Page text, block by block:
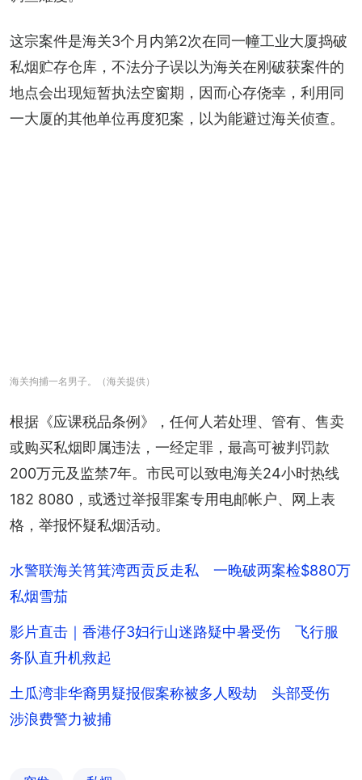
这宗案件是海关3个月内第2次在同一幢工业大厦捣破
私烟贮存仓库，不法分子误以为海关在刚破获案件的
地点会出现短暂执法空窗期，因而心存侥幸，利用同
一大厦的其他单位再度犯案，以为能避过海关侦查。
海关拘捕一名男子。（海关提供）
根据《应课税品条例》，任何人若处理、管有、售卖
或购买私烟即属违法，一经定罪，最高可被判罚款
200万元及监禁7年。市民可以致电海关24小时热线
182 8080，或透过举报罪案专用电邮帐户、网上表
格，举报怀疑私烟活动。
水警联海关筲箕湾西贡反走私 一晚破两案检$880万
私烟雪茄
影片直击｜香港仔3妇行山迷路疑中暑受伤 飞行服
务队直升机救起
土瓜湾非华裔男疑报假案称被多人殴劫 头部受伤
涉浪费警力被捕